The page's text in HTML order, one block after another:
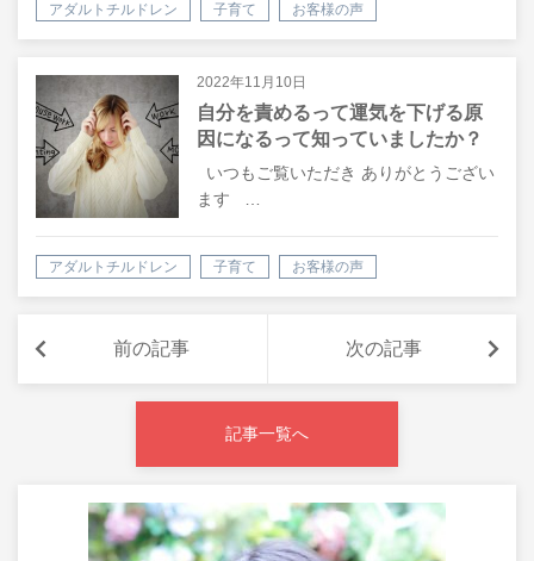
アダルトチルドレン 子育て お客様の声
2022年11月10日
自分を責めるって運気を下げる原
因になるって知っていましたか？
いつもご覧いただき ありがとうござい
ます …
アダルトチルドレン 子育て お客様の声
前の記事 次の記事
記事一覧へ